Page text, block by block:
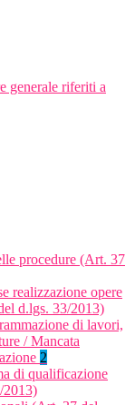
generale riferiti a
procedure (Art. 37
realizzazione opere
d.lgs. 33/2013)
di lavori,
/ Mancata
2
di qualificazione
2013)